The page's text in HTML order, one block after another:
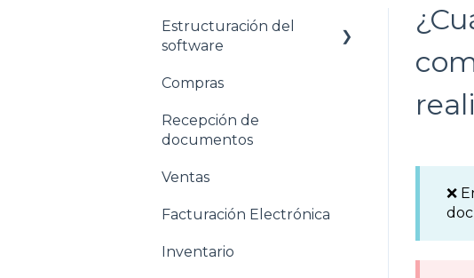
❌
Estructuración del
software
Pasos para configurar
Estructuración General
Estructuración
Compras
Compras
Recepción de
documentos
Ventas
Facturación Electrónica
Inventario